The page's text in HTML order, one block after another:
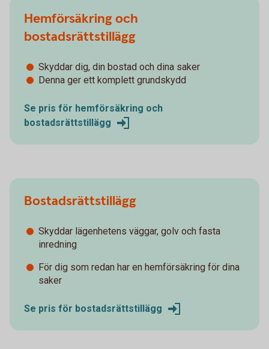
Hemförsäkring och
bostadsrättstillägg
Skyddar dig, din bostad och dina saker
Denna ger ett komplett grundskydd
Se pris för hemförsäkring och
bostadsrättstillägg
Bostadsrättstillägg
Skyddar lägenhetens väggar, golv och fasta
inredning
För dig som redan har en hemförsäkring för dina
saker
Se pris för bostadsrättstillägg